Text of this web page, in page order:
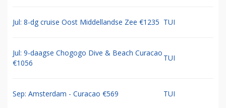
Jul: 8-dg cruise Oost Middellandse Zee €1235 TUI
Jul: 9-daagse Chogogo Dive & Beach Curacao
€1056
TUI
Sep: Amsterdam - Curacao €569 TUI